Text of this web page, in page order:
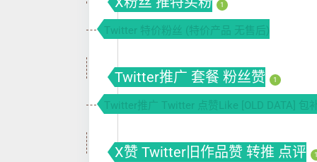
1
Twitter 特价粉丝 (特价产品 无售后)
Twitter推广 套餐 粉丝赞 1
Twitter推广 Twitter 点赞Like [OLD DATA] 包
X赞 Twitter旧作品赞 转推 点评 1